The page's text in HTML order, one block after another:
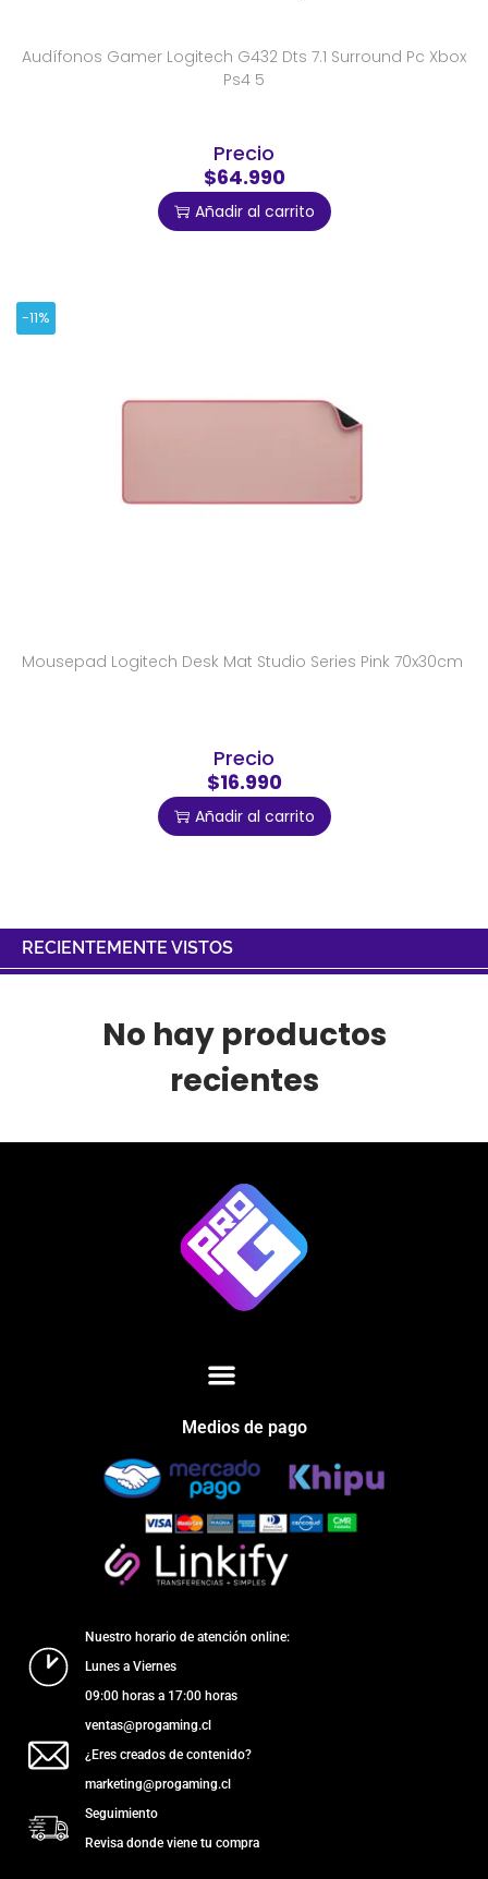
Audífonos Gamer Logitech G432 Dts 7.1 Surround Pc Xbox
Ps4 5
Precio
$64.990
Añadir al carrito
-11%
Mousepad Logitech Desk Mat Studio Series Pink 70x30cm
Precio
$16.990
Añadir al carrito
RECIENTEMENTE VISTOS
No hay productos
recientes
Medios de pago
Nuestro horario de atención online:
Lunes a Viernes
09:00 horas a 17:00 horas
ventas@progaming.cl
¿Eres creados de contenido?
marketing@progaming.cl
Seguimiento
Revisa donde viene tu compra